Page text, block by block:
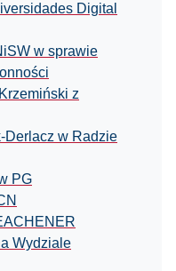
Digital
w sprawie
z
Derlacz w Radzie
PG
Wydziale